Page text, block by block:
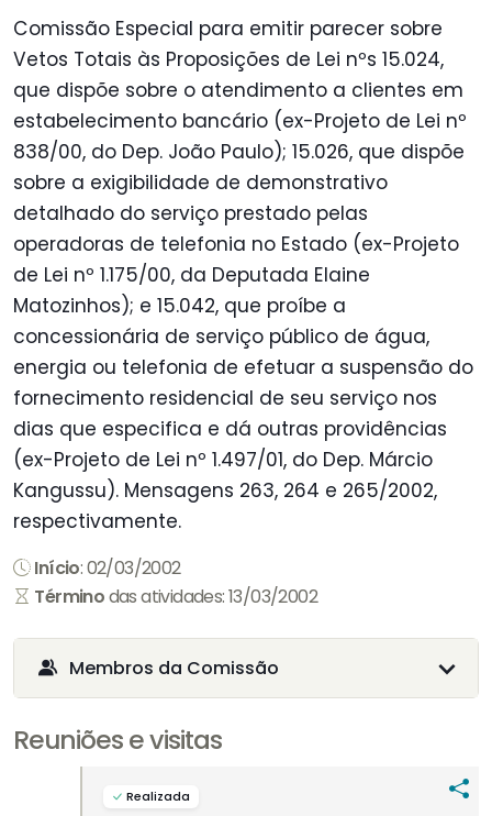
Comissão Especial para emitir parecer sobre
Vetos Totais às Proposições de Lei nºs 15.024,
que dispõe sobre o atendimento a clientes em
estabelecimento bancário (ex-Projeto de Lei nº
838/00, do Dep. João Paulo); 15.026, que dispõe
sobre a exigibilidade de demonstrativo
detalhado do serviço prestado pelas
operadoras de telefonia no Estado (ex-Projeto
de Lei nº 1.175/00, da Deputada Elaine
Matozinhos); e 15.042, que proíbe a
concessionária de serviço público de água,
energia ou telefonia de efetuar a suspensão do
fornecimento residencial de seu serviço nos
dias que especifica e dá outras providências
(ex-Projeto de Lei nº 1.497/01, do Dep. Márcio
Kangussu). Mensagens 263, 264 e 265/2002,
respectivamente.
Início: 02/03/2002
Términodas atividades: 13/03/2002
Membros da Comissão
Reuniões e visitas
Realizada